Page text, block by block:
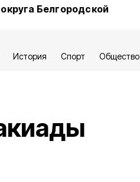
Белгородской
История Спорт Общество